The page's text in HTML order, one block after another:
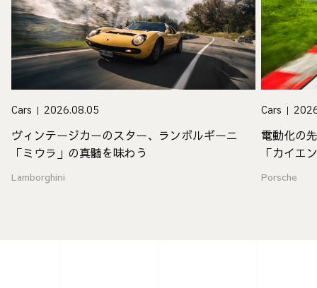
Cars 2026.08.05
ヴィンテージカーのスター、ランボルギーニ
「ミウラ」の真髄を味わう
Lamborghini
Cars
電動化の
「カイエ
Porsche